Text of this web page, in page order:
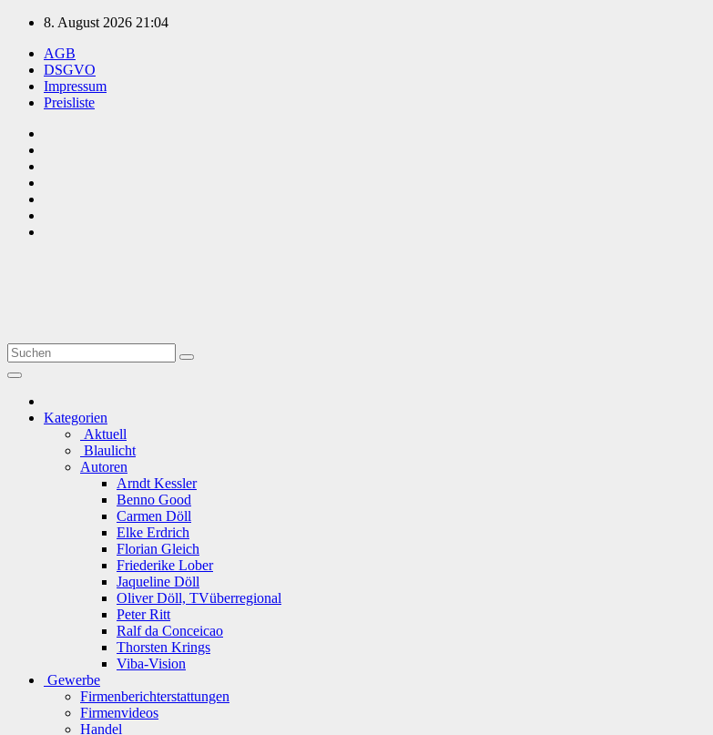
Zum
springen
8. August 2026 21:04
AGB
DSGVO
Impressum
Preisliste
Kategorien
Aktuell
Blaulicht
Autoren
Arndt Kessler
Benno Good
Carmen Döll
Elke Erdrich
Florian Gleich
Friederike Lober
Jaqueline Döll
Oliver Döll, TVüberregional
Peter Ritt
Ralf da Conceicao
Thorsten Krings
Viba-Vision
Gewerbe
Firmenberichterstattungen
Firmenvideos
Handel